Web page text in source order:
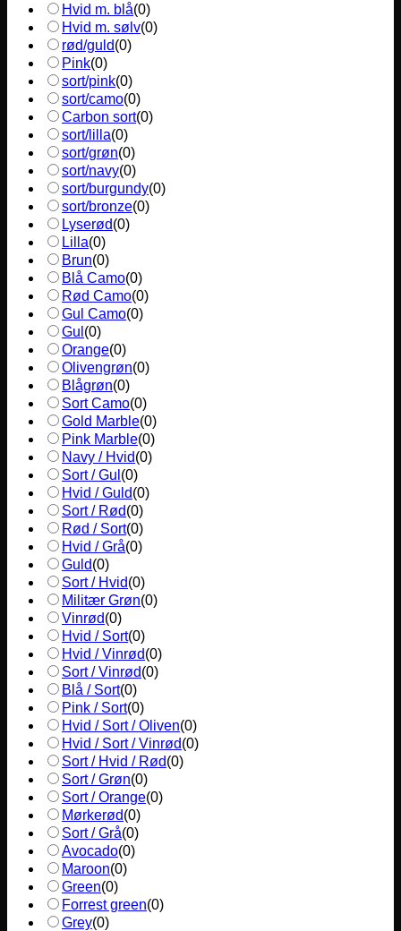
Hvid m. blå(0)
Hvid m. sølv(0)
rød/guld(0)
Pink(0)
sort/pink(0)
sort/camo(0)
Carbon sort(0)
sort/lilla(0)
sort/grøn(0)
sort/navy(0)
sort/burgundy(0)
sort/bronze(0)
Lyserød(0)
Lilla(0)
Brun(0)
Blå Camo(0)
Rød Camo(0)
Gul Camo(0)
Gul (0)
Orange(0)
Olivengrøn(0)
Blågrøn(0)
Sort Camo(0)
Gold Marble(0)
Pink Marble(0)
Navy / Hvid(0)
Sort / Gul (0)
Hvid / Guld(0)
Sort / Rød(0)
Rød / Sort(0)
Hvid / Grå(0)
Guld(0)
Sort / Hvid(0)
Militær Grøn(0)
Vinrød(0)
Hvid / Sort(0)
Hvid / Vinrød(0)
Sort / Vinrød(0)
Blå / Sort(0)
Pink / Sort(0)
Hvid / Sort / Oliven(0)
Hvid / Sort / Vinrød(0)
Sort / Hvid / Rød(0)
Sort / Grøn(0)
Sort / Orange(0)
Mørkerød(0)
Sort / Grå(0)
Avocado(0)
Maroon(0)
Green(0)
Forrest green(0)
Grey(0)